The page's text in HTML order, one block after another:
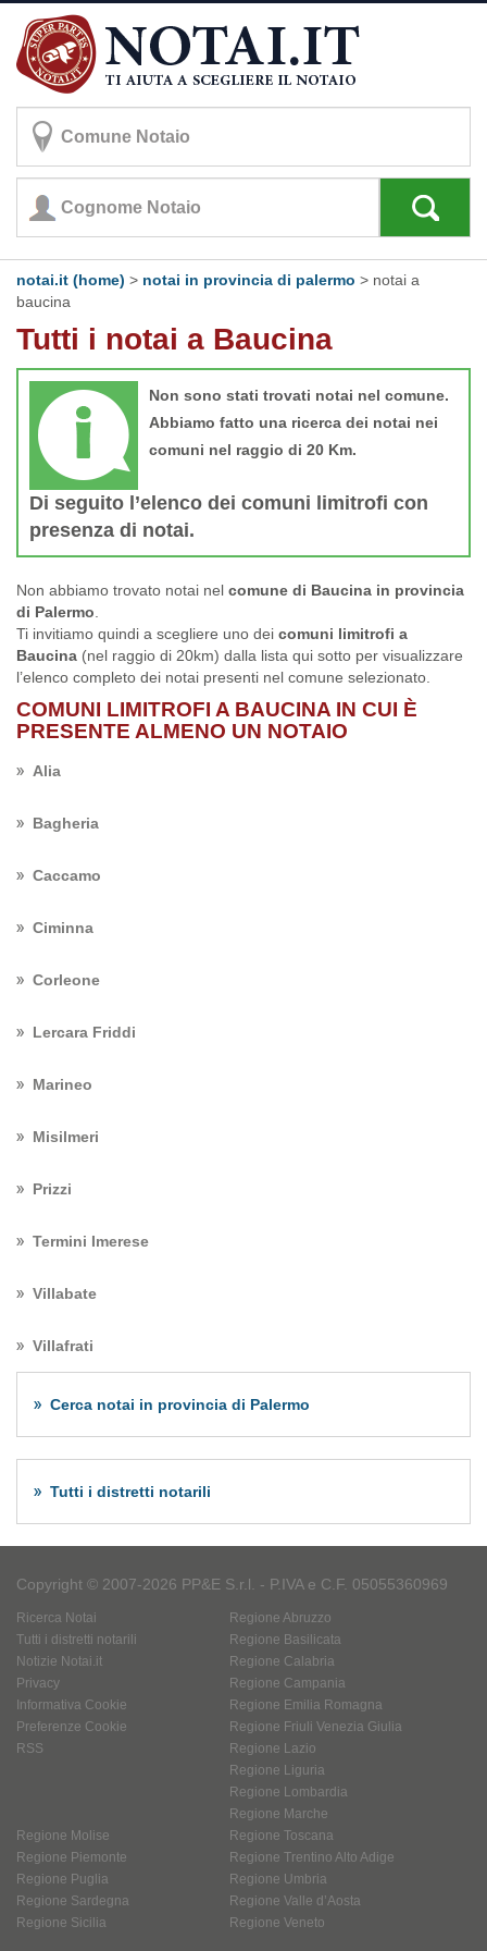
notai.it (home) > notai in provincia di palermo > notai a
baucina
Tutti i notai a Baucina
Non sono stati trovati notai nel comune.
Abbiamo fatto una ricerca dei notai nei
comuni nel raggio di 20 Km.
Di seguito l’elenco dei comuni limitrofi con
presenza di notai.
Non abbiamo trovato notai nel comune di Baucina in provincia
di Palermo
Ti invitiamo quindi a scegliere uno dei comuni limitrofi a
Baucina (nel raggio di 20km) dalla lista qui sotto per visualizzare
l’elenco completo dei notai presenti nel comune selezionato.
COMUNI LIMITROFI A BAUCINA IN CUI È
PRESENTE ALMENO UN NOTAIO
Alia
Bagheria
Caccamo
Ciminna
Corleone
Lercara Friddi
Marineo
Misilmeri
Prizzi
Termini Imerese
Villabate
Villafrati
Cerca notai in provincia di Palermo
Tutti i distretti notarili
Copyright © 2007-2026 PP&E S.r.l. - P.IVA e C.F. 05055360969
Ricerca Notai
Tutti i distretti notarili
Notizie Notai.it
Privacy
Informativa Cookie
Preferenze Cookie
RSS
Regione Abruzzo
Regione Basilicata
Regione Calabria
Regione Campania
Regione Emilia Romagna
Regione Friuli Venezia Giulia
Regione Lazio
Regione Liguria
Regione Lombardia
Regione Marche
Regione Molise
Regione Piemonte
Regione Puglia
Regione Sardegna
Regione Sicilia
Regione Toscana
Regione Trentino Alto Adige
Regione Umbria
Regione Valle d’Aosta
Regione Veneto